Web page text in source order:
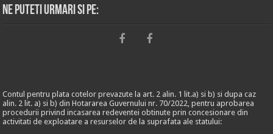
Ne puteti urmari si pe:
Contul pentru plata cotelor prevazute la art. 2 alin. 1 lit.a) si b) si dupa caz
alin. 2 lit. a) si b) din Hotararea Guvernului nr. 70/2022, pentru aprobarea
procedurii privind incasarea redeventei obtinute prin concesionare din
activitati de exploatare a resurselor de la suprafata ale statului: